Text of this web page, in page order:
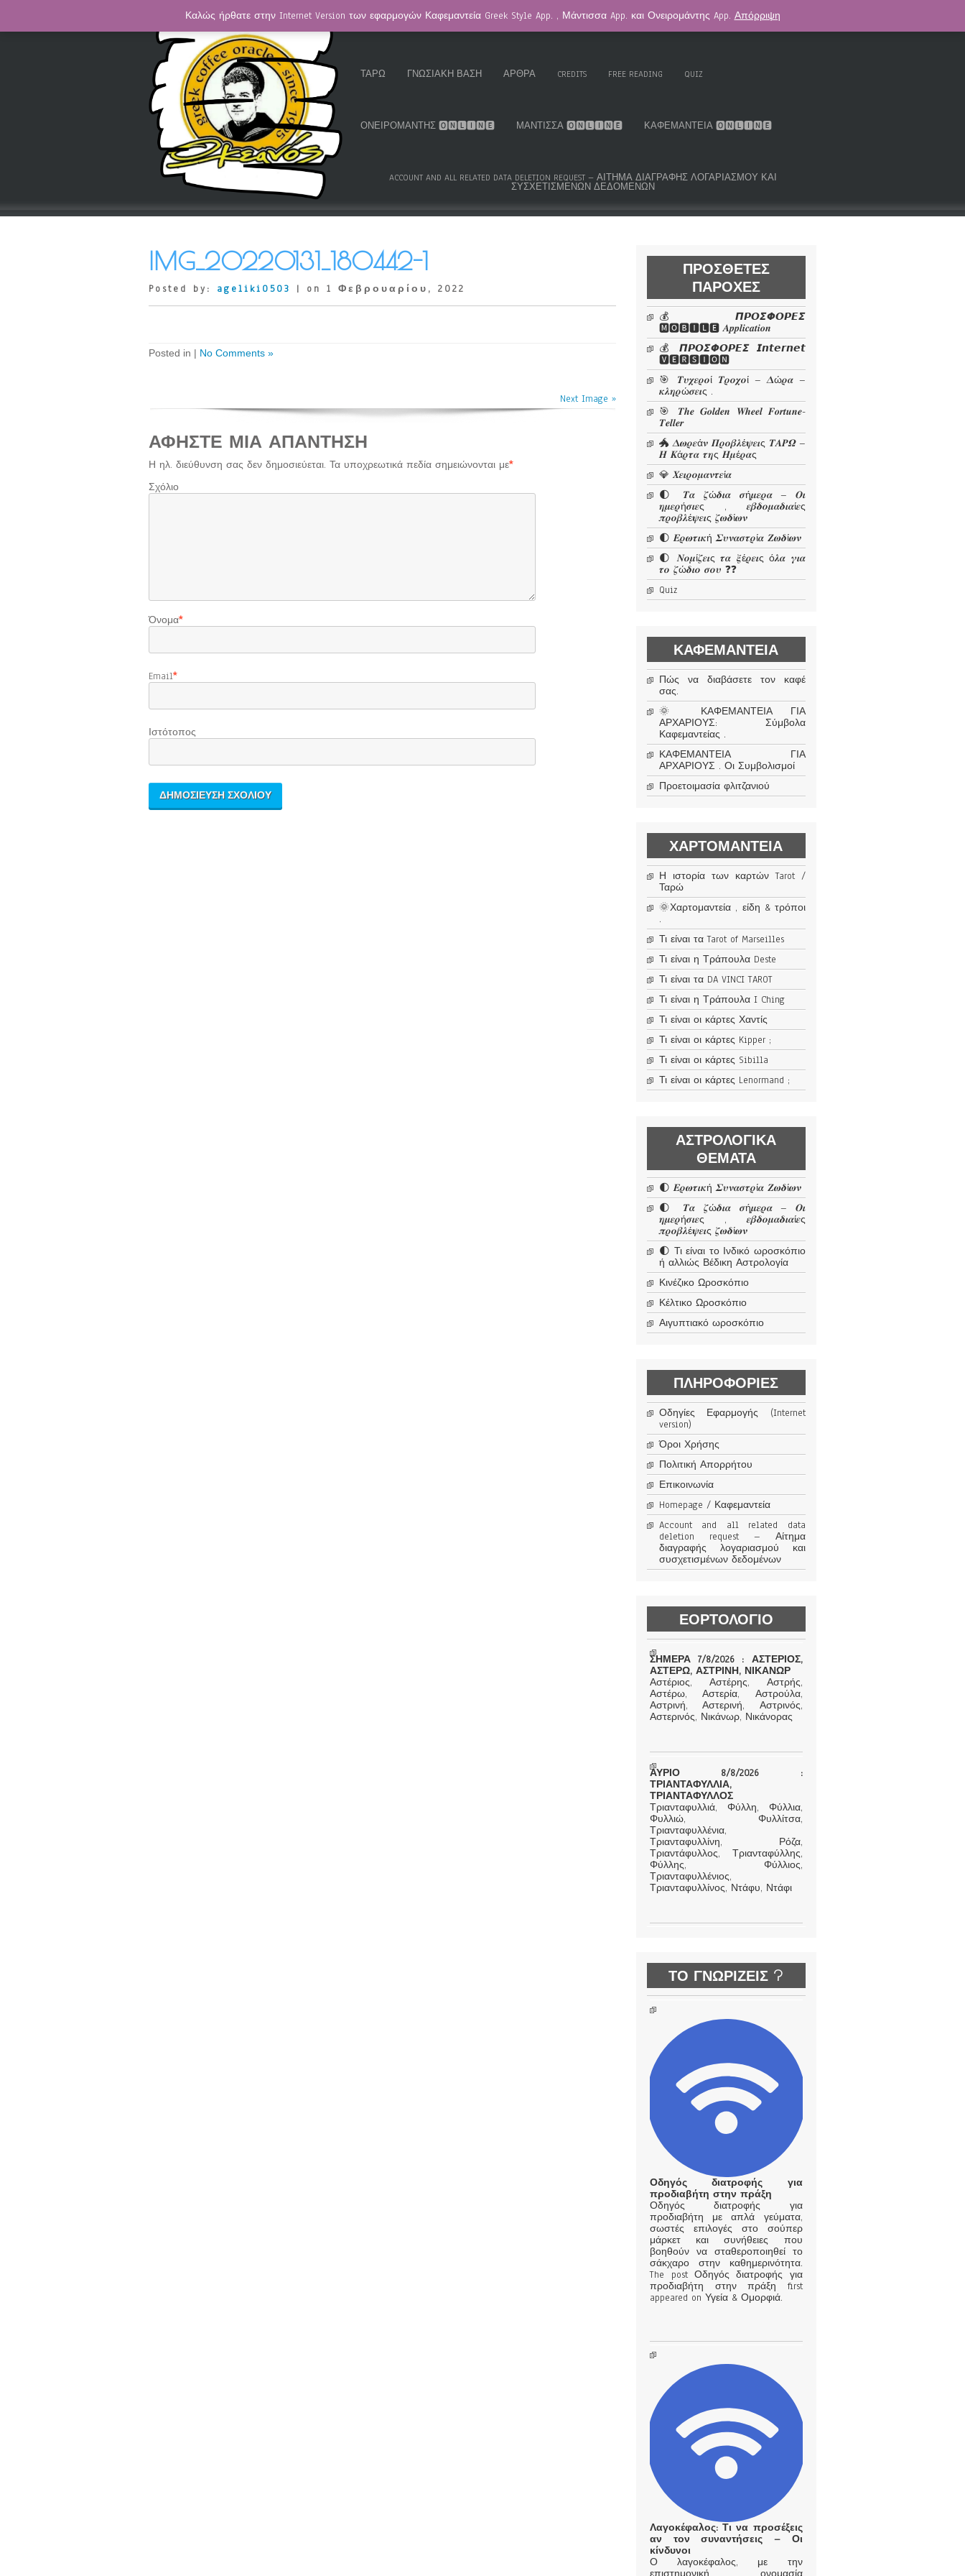
HOMEPAGE / ΚΑΦΕΜΑΝΤΕΊΑ GREEK ROMA GYPSY CARDS™ K.S. KOUK ORACLE DECK ΑΣΤΡΟΛΟΓΊΑ
ΤΑΡΏ ΓΝΩΣΙΑΚΉ ΒΆΣΗ ΆΡΘΡΑ CREDITS FREE READING QUIZ
ΟΝΕΙΡΟΜΆΝΤΗΣ 🅾🅽🅻🅸🅽🅴 ΜΆΝΤΙΣΣΑ 🅾🅽🅻🅸🅽🅴 ΚΑΦΕΜΑΝΤΕΊΑ 🅾🅽🅻🅸🅽🅴
ACCOUNT AND ALL RELATED DATA DELETION REQUEST – ΑΊΤΗΜΑ ΔΙΑΓΡΑΦΉΣ ΛΟΓΑΡΙΑΣΜΟΎ ΚΑΙ
ΣΥΣΧΕΤΙΣΜΈΝΩΝ ΔΕΔΟΜΈΝΩΝ
IMG_20220131_180442-1
Posted by: ageliki0503 | on 1 Φεβρουαρίου, 2022
Posted in | No Comments »
Next Image »
ΑΦΉΣΤΕ ΜΙΑ ΑΠΆΝΤΗΣΗ
Η ηλ. διεύθυνση σας δεν δημοσιεύεται. Τα υποχρεωτικά πεδία σημειώνονται με*
Σχόλιο
Όνομα*
Email*
Ιστότοπος
ΠΡΌΣΘΕΤΕΣ
ΠΑΡΟΧΈΣ
💰 𝞟𝞠𝞞𝞢𝞥𝞞𝞠𝞔𝞢
🅼🅾🅱🅸🅻🅴 𝜜𝒑𝒑𝒍𝒊𝒄𝒂𝒕𝒊𝒐𝒏
💰 𝞟𝞠𝞞𝞢𝞥𝞞𝞠𝞔𝞢 𝙄𝙣𝙩𝙚𝙧𝙣𝙚𝙩
🆅🅴🆁🆂🅸🅾🅽
🎯 𝜯𝝊𝝌𝜺𝝆𝝄ί 𝜯𝝆𝝄𝝌𝝄ί – 𝜟ώ𝝆𝜶 –
𝜿𝝀𝜼𝝆ώ𝝈𝜺𝜾ς .
🎯 𝑻𝒉𝒆 𝑮𝒐𝒍𝒅𝒆𝒏 𝑾𝒉𝒆𝒆𝒍 𝑭𝒐𝒓𝒕𝒖𝒏𝒆-
𝑻𝒆𝒍𝒍𝒆𝒓
🐲 𝜟𝝎𝝆𝜺ά𝝂 𝜫𝝆𝝄𝜷𝝀έ𝝍𝜺𝜾ς 𝜯𝜜𝜬𝜴 –
𝜢 𝜥ά𝝆𝝉𝜶 𝝉𝜼ς 𝜢𝝁έ𝝆𝜶ς
💎 𝜲𝜺𝜾𝝆𝝄𝝁𝜶𝝂𝝉𝜺ί𝜶
🌓 𝜯𝜶 𝜻ώ𝜹𝜾𝜶 𝝈ή𝝁𝜺𝝆𝜶 – 𝜪𝜾
𝜼𝝁𝜺𝝆ή𝝈𝜾𝜺ς , 𝜺𝜷𝜹𝝄𝝁𝜶𝜹𝜾𝜶ί𝜺ς
𝝅𝝆𝝄𝜷𝝀έ𝝍𝜺𝜾ς 𝜻𝝎𝜹ί𝝎𝝂
🌓 𝜠𝝆𝝎𝝉𝜾𝜿ή 𝜮𝝊𝝂𝜶𝝈𝝉𝝆ί𝜶 𝜡𝝎𝜹ί𝝎𝝂
🌓 𝜨𝝄𝝁ί𝜻𝜺𝜾ς 𝝉𝜶 𝝃έ𝝆𝜺𝜾ς ό𝝀𝜶 𝜸𝜾𝜶
𝝉𝝄 𝜻ώ𝜹𝜾𝝄 𝝈𝝄𝝊 ❓❓
Quiz
ΚΑΦΕΜΑΝΤΕΊΑ
Πώς να διαβάσετε τον καφέ
σας.
🌞 ΚΑΦΕΜΑΝΤΕΙΑ ΓΙΑ
ΑΡΧΑΡΙΟΥΣ: Σύμβολα
Καφεμαντείας .
ΚΑΦΕΜΑΝΤΕΙΑ ΓΙΑ
ΑΡΧΑΡΙΟΥΣ . Οι Συμβολισμοί
Προετοιμασία φλιτζανιού
ΧΑΡΤΟΜΑΝΤΕΊΑ
Η ιστορία των καρτών Tarot /
Ταρώ
🌞Χαρτομαντεία , είδη & τρόποι
.
Τι είναι τα Tarot of Marseilles
Τι είναι η Τράπουλα Deste
Τι είναι τα DA VINCI TAROT
Τι είναι η Τράπουλα I Ching
Τι είναι οι κάρτες Χαντίς
Τι είναι οι κάρτες Kipper ;
Τι είναι οι κάρτες Sibilla
Τι είναι οι κάρτες Lenormand ;
ΑΣΤΡΟΛΟΓΙΚΆ
ΘΈΜΑΤΑ
🌓 𝜠𝝆𝝎𝝉𝜾𝜿ή 𝜮𝝊𝝂𝜶𝝈𝝉𝝆ί𝜶 𝜡𝝎𝜹ί𝝎𝝂
🌓 𝜯𝜶 𝜻ώ𝜹𝜾𝜶 𝝈ή𝝁𝜺𝝆𝜶 – 𝜪𝜾
𝜼𝝁𝜺𝝆ή𝝈𝜾𝜺ς , 𝜺𝜷𝜹𝝄𝝁𝜶𝜹𝜾𝜶ί𝜺ς
𝝅𝝆𝝄𝜷𝝀έ𝝍𝜺𝜾ς 𝜻𝝎𝜹ί𝝎𝝂
🌓 Τι είναι το Ινδικό ωροσκόπιο
ή αλλιώς Βέδικη Αστρολογία
Κινέζικο Ωροσκόπιο
Κέλτικο Ωροσκόπιο
Αιγυπτιακό ωροσκόπιο
ΠΛΗΡΟΦΟΡΊΕΣ
Οδηγίες Εφαρμογής (Internet
version)
Όροι Χρήσης
Πολιτική Απορρήτου
Επικοινωνία
Homepage / Καφεμαντεία
Account and all related data
deletion request – Αίτημα
διαγραφής λογαριασμού και
συσχετισμένων δεδομένων
ΕΟΡΤΟΛΟΓΙΟ
ΣΗΜΕΡΑ 7/8/2026 : ΑΣΤΕΡΙΟΣ,
ΑΣΤΕΡΩ, ΑΣΤΡΙΝΗ, ΝΙΚΑΝΩΡ
Αστέριος, Αστέρης, Αστρής,
Αστέρω, Αστερία, Αστρούλα,
Αστρινή, Αστερινή, Αστρινός,
Αστερινός, Νικάνωρ, Νικάνορας
ΑΥΡΙΟ 8/8/2026 :
ΤΡΙΑΝΤΑΦΥΛΛΙΑ,
ΤΡΙΑΝΤΑΦΥΛΛΟΣ
Τριανταφυλλιά, Φύλλη, Φύλλια,
Φυλλιώ, Φυλλίτσα,
Τριανταφυλλένια,
Τριανταφυλλίνη, Ρόζα,
Τριαντάφυλλος, Τριανταφύλλης,
Φύλλης, Φύλλιος,
Τριανταφυλλένιος,
Τριανταφυλλίνος, Ντάφυ, Ντάφι
ΤΟ ΓΝΩΡΙΖΕΙΣ ?
Οδηγός διατροφής για
προδιαβήτη στην πράξη
Οδηγός διατροφής για
προδιαβήτη με απλά γεύματα,
σωστές επιλογές στο σούπερ
μάρκετ και συνήθειες που
βοηθούν να σταθεροποιηθεί το
σάκχαρο στην καθημερινότητα.
The post Οδηγός διατροφής για
προδιαβήτη στην πράξη first
appeared on Υγεία & Ομορφιά.
Λαγοκέφαλος: Τι να προσέξεις
αν τον συναντήσεις – Οι
κίνδυνοι
Ο λαγοκέφαλος, με την
Καλώς ήρθατε στην Internet Version των εφαρμογών Καφεμαντεία Greek Style App. , Μάντισσα App. και Ονειρομάντης App. Απόρριψη